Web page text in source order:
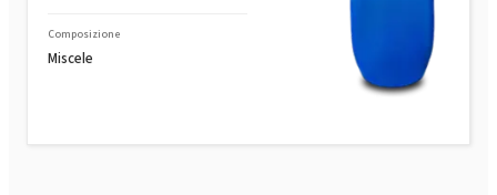
Composizione
Miscele